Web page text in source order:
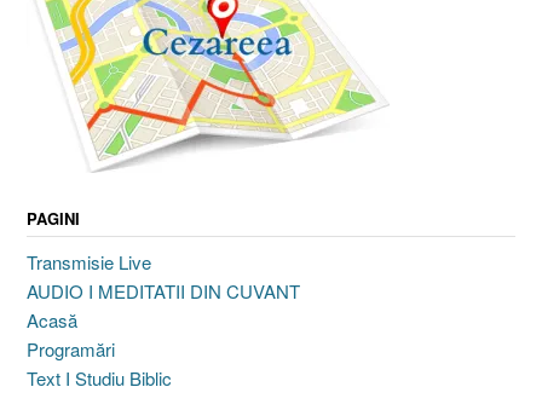
PAGINI
Transmisie Live
AUDIO I MEDITATII DIN CUVANT
Acasă
Programări
Text I Studiu Biblic